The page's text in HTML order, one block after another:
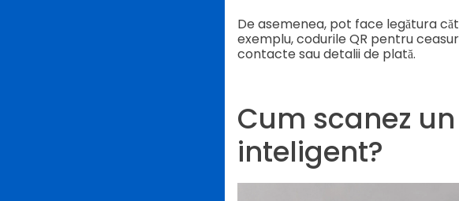
De asemenea, pot face legătura
exemplu, codurile QR pentru
contacte sau detalii de plată.
Cum scanez
inteligent?